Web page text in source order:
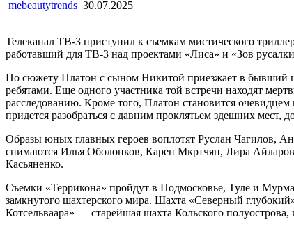
mebeautytrends 30.07.2025
Телеканал ТВ-3 приступил к съемкам мистического
работавший для ТВ-3 над проектами «Лиса» и «Зов
По сюжету Платон с сыном Никитой приезжает в бывший
ребятами. Еще одного участника той встречи находят
расследованию. Кроме того, Платон становится
придется разобраться с давним проклятьем здешних
Образы юных главных героев воплотят Руслан Чагилов,
снимаются Илья Оболонков, Карен Мкртчян, Лира
Касьяненко.
Съемки «Террикона» пройдут в Подмосковье, Туле и
замкнутого шахтерского мира. Шахта «Северный
Котсельваара» — старейшая шахта Кольского